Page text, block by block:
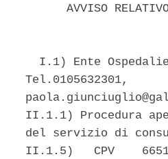
AVVISO
I.1) Ente
Tel.0105632301,
II.1.1) Procedura
del servizio di
II.1.5)   CPV